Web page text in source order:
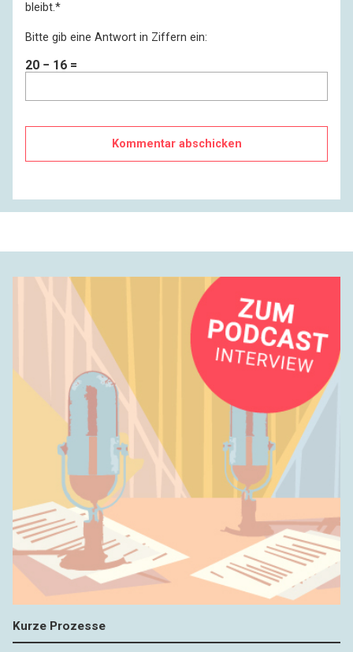
bleibt.*
Bitte gib eine Antwort in Ziffern ein:
20 − 16 =
Kurze Prozesse